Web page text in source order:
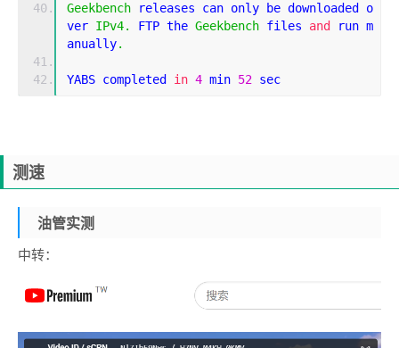
Geekbench releases can only be downloaded o
ver IPv4. FTP the Geekbench files and
run m
anually.
YABS completed in 4 min 52 sec
测速
油管实测
中转：